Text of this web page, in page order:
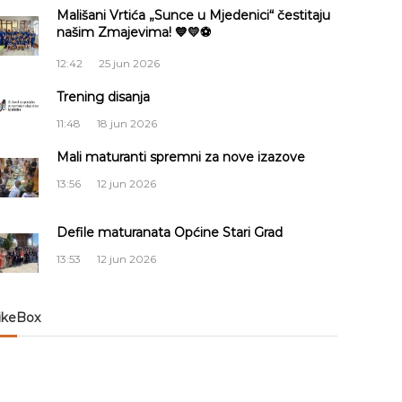
Mališani Vrtića „Sunce u Mjedenici“ čestitaju
našim Zmajevima! 💙💛⚽
12:42 25 jun 2026
Trening disanja
11:48 18 jun 2026
Mali maturanti spremni za nove izazove
13:56 12 jun 2026
Defile maturanata Općine Stari Grad
13:53 12 jun 2026